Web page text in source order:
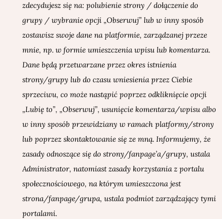
zdecydujesz się na: polubienie strony / dołączenie do
grupy / wybranie opcji „Obserwuj” lub w inny sposób
zostawisz swoje dane na platformie, zarządzanej przeze
mnie, np. w formie umieszczenia wpisu lub komentarza.
Dane będą przetwarzane przez okres istnienia
strony/grupy lub do czasu wniesienia przez Ciebie
sprzeciwu, co może nastąpić poprzez odkliknięcie opcji
„Lubię to”, „Obserwuj”, usunięcie komentarza/wpisu albo
w inny sposób przewidziany w ramach platformy/strony
lub poprzez skontaktowanie się ze mną. Informujemy, że
zasady odnoszące się do strony/fanpage’a/grupy, ustala
Administrator, natomiast zasady korzystania z portalu
społecznościowego, na którym umieszczona jest
strona/fanpage/grupa, ustala podmiot zarządzający tymi
portalami.